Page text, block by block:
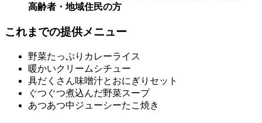
高齢者・地域住民の方
これまでの提供メニュー
野菜たっぷりカレーライス
暖かいクリームシチュー
具だくさん味噌汁とおにぎりセット
ぐつぐつ煮込んだ野菜スープ
あつあつ中ジューシーたこ焼き